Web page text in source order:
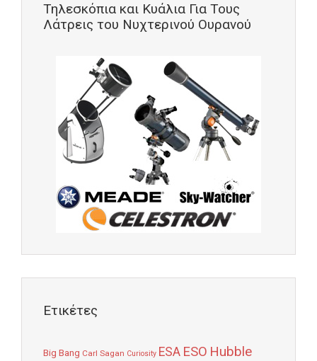
Τηλεσκόπια και Κυάλια Για Τους
Λάτρεις του Νυχτερινού Ουρανού
Ετικέτες
Big Bang Carl Sagan Curiosity ESA ESO Hubble